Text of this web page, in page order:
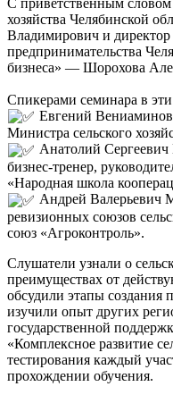
хозяйства Челябинской
Владимирович и
предпринимательства
бизнеса» — Шорохова
Спикерами семинара в
Евгений
Министра сельского
Анатолий
бизнес-тренер,
«Народная школа
Андрей Валерьевич
ревизионных союзов
союз «Агроконтроль».
Слушатели узнали о
преимуществах от
обсудили этапы создания
изучили опыт других
государственной
«Комплексное развитие
тестирования каждый
прохождении обучения.